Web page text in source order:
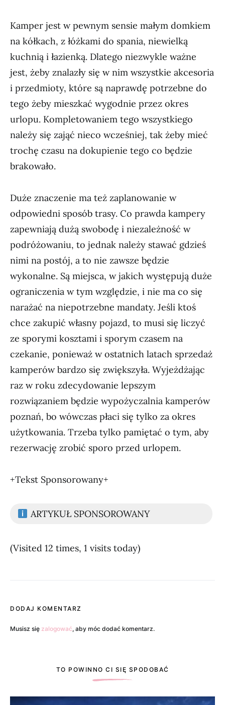
Kamper jest w pewnym sensie małym domkiem
na kółkach, z łóżkami do spania, niewielką
kuchnią i łazienką. Dlatego niezwykle ważne
jest, żeby znalazły się w nim wszystkie akcesoria
i przedmioty, które są naprawdę potrzebne do
tego żeby mieszkać wygodnie przez okres
urlopu. Kompletowaniem tego wszystkiego
należy się zająć nieco wcześniej, tak żeby mieć
trochę czasu na dokupienie tego co będzie
brakowało.
Duże znaczenie ma też zaplanowanie w
odpowiedni sposób trasy. Co prawda kampery
zapewniają dużą swobodę i niezależność w
podróżowaniu, to jednak należy stawać gdzieś
nimi na postój, a to nie zawsze będzie
wykonalne. Są miejsca, w jakich występują duże
ograniczenia w tym względzie, i nie ma co się
narażać na niepotrzebne mandaty. Jeśli ktoś
chce zakupić własny pojazd, to musi się liczyć
ze sporymi kosztami i sporym czasem na
czekanie, ponieważ w ostatnich latach sprzedaż
kamperów bardzo się zwiększyła. Wyjeżdżając
raz w roku zdecydowanie lepszym
rozwiązaniem będzie wypożyczalnia kamperów
poznań, bo wówczas płaci się tylko za okres
użytkowania. Trzeba tylko pamiętać o tym, aby
rezerwację zrobić sporo przed urlopem.
+Tekst Sponsorowany+
ARTYKUŁ SPONSOROWANY
(Visited 12 times, 1 visits today)
DODAJ KOMENTARZ
Musisz się zalogować, aby móc dodać komentarz.
TO POWINNO CI SIĘ SPODOBAĆ